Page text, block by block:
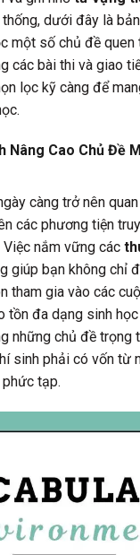
dưới đây là
một số chủ đề quen
các bài thi và giao
lọc kỹ càng để
Nâng Cao Chủ Đề
càng trở nên
các phương tiện
nắm vững các
giúp bạn không chỉ
tham gia vào các
tồn đa dạng sinh
những chủ đề trọng
sinh phải có vốn từ
tạp.